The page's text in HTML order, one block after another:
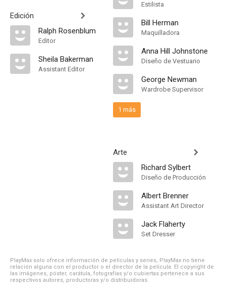
Edición
Ralph Rosenblum
Editor
Sheila Bakerman
Assistant Editor
Estilista
Bill Herman
Maquilladora
Anna Hill Johnstone
Diseño de Vestuario
George Newman
Wardrobe Supervisor
1 más
Arte
Richard Sylbert
Diseño de Producción
Albert Brenner
Assistant Art Director
Jack Flaherty
Set Dresser
PlayMax solo ofrece información de películas y series, PlayMax no tiene
relación alguna con el productor o el director de la película. El copyright de
las imágenes, póster, carátula, fotografías y/o cubiertas pertenece a sus
respectivos autores, productoras y/o distribuidoras.